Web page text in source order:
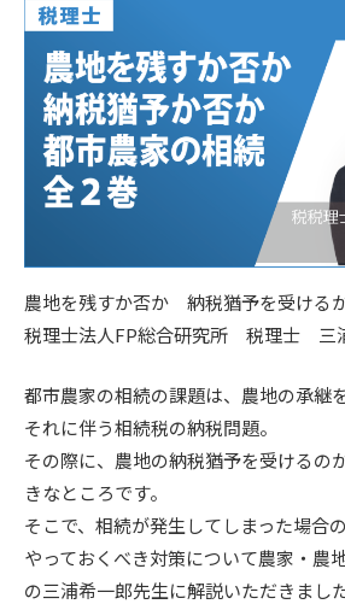
農地を残すか否か 納税猶予を受ける
税理士法人FP総合研究所 税理士 三
都市農家の相続の課題は、農地の承継
それに伴う相続税の納税問題。
その際に、農地の納税猶予を受けるの
きなところです。
そこで、相続が発生してしまった場合
やっておくべき対策について農家・農
の三浦希一郎先生に解説いただきました